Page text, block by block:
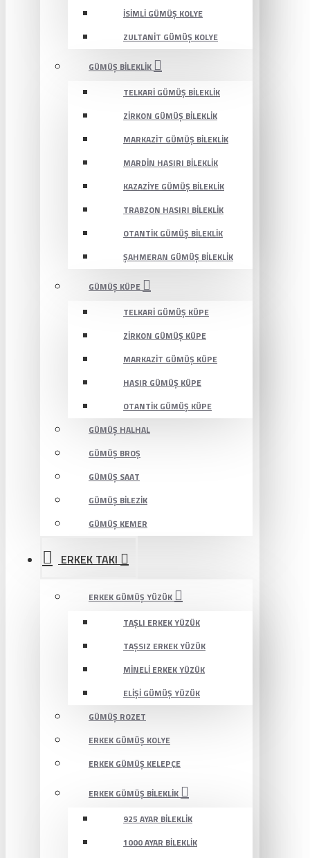
İSIMLI GÜMÜŞ KOLYE
ZULTANIT GÜMÜŞ KOLYE
GÜMÜŞ BILEKLIK
TELKARI GÜMÜŞ BILEKLIK
ZIRKON GÜMÜŞ BILEKLIK
MARKAZIT GÜMÜŞ BILEKLIK
MARDIN HASIRI BILEKLIK
KAZAZIYE GÜMÜŞ BILEKLIK
TRABZON HASIRI BILEKLIK
OTANTIK GÜMÜŞ BILEKLIK
ŞAHMERAN GÜMÜŞ BILEKLIK
GÜMÜŞ KÜPE
TELKARI GÜMÜŞ KÜPE
ZIRKON GÜMÜŞ KÜPE
MARKAZIT GÜMÜŞ KÜPE
HASIR GÜMÜŞ KÜPE
OTANTIK GÜMÜŞ KÜPE
GÜMÜŞ HALHAL
GÜMÜŞ BROŞ
GÜMÜŞ SAAT
GÜMÜŞ BILEZIK
GÜMÜŞ KEMER
ERKEK TAKI
ERKEK GÜMÜŞ YÜZÜK
TAŞLI ERKEK YÜZÜK
TAŞSIZ ERKEK YÜZÜK
MINELI ERKEK YÜZÜK
ELIŞI GÜMÜŞ YÜZÜK
GÜMÜŞ ROZET
ERKEK GÜMÜŞ KOLYE
ERKEK GÜMÜŞ KELEPÇE
ERKEK GÜMÜŞ BILEKLIK
925 AYAR BILEKLIK
1000 AYAR BILEKLIK